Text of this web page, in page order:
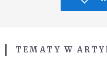
TEMATY W